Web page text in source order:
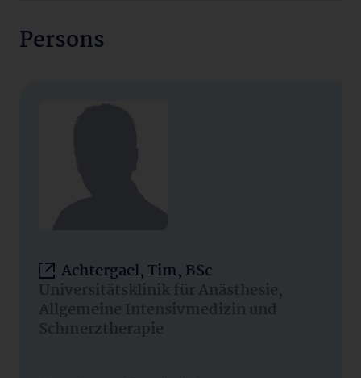
Persons
Achtergael, Tim, BSc
Universitätsklinik für Anästhesie,
Allgemeine Intensivmedizin und
Schmerztherapie